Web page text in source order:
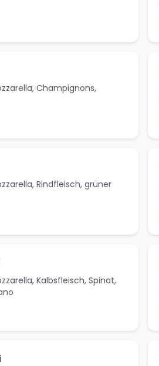
Champignons,
Rindfleisch, grüner
Kalbsfleisch, Spinat,